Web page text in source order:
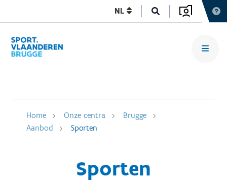
NL
Home Onze centra
Brugge
Aanbod
Sporten
Sporten